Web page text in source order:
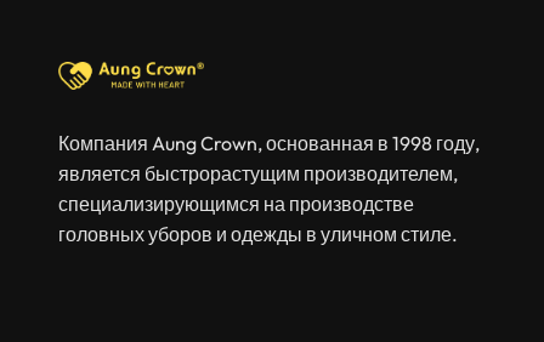
Компания Aung Crown, основанная в 1998 году,
является быстрорастущим производителем,
специализирующимся на производстве
головных уборов и одежды в уличном стиле.